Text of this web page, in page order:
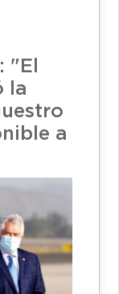
"El
la
a